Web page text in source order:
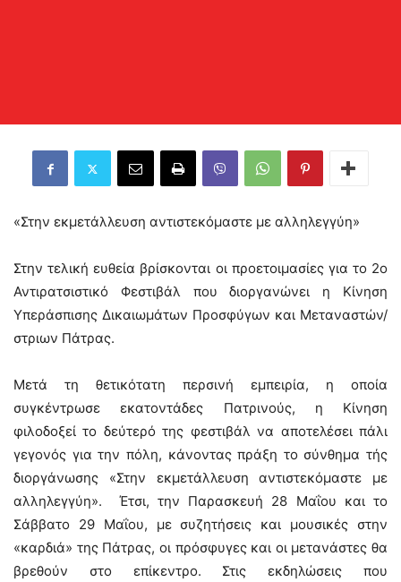
«Στην εκμετάλλευση αντιστεκόμαστε με αλληλεγγύη»
Στην τελική ευθεία βρίσκονται οι προετοιμασίες για το 2ο
Αντιρατσιστικό Φεστιβάλ που διοργανώνει η Κίνηση
Υπεράσπισης Δικαιωμάτων Προσφύγων και Μεταναστών/
στριων Πάτρας.
Μετά τη θετικότατη περσινή εμπειρία, η οποία
συγκέντρωσε εκατοντάδες Πατρινούς, η Κίνηση
φιλοδοξεί το δεύτερό της φεστιβάλ να αποτελέσει πάλι
γεγονός για την πόλη, κάνοντας πράξη το σύνθημα τής
διοργάνωσης «Στην εκμετάλλευση αντιστεκόμαστε με
αλληλεγγύη». Έτσι, την Παρασκευή 28 Μαΐου και το
Σάββατο 29 Μαΐου, με συζητήσεις και μουσικές στην
«καρδιά» της Πάτρας, οι πρόσφυγες και οι μετανάστες θα
βρεθούν στο επίκεντρο. Στις εκδηλώσεις που